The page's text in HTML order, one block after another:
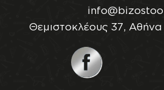
Θεμιστοκλέους 37,